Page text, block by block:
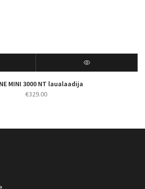
MINI 3000 NT laualaadija
€329.00